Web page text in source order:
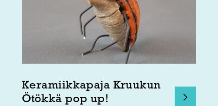
Keramiikkapaja Kruukun
Ötökkä pop up!